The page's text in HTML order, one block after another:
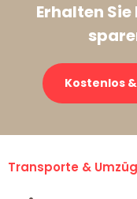
Erhalten Sie
Kostenlos
Transporte &